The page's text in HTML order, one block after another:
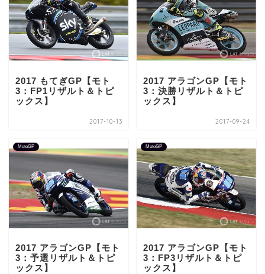
2017 もてぎGP【モト
3：FP1リザルト＆トピ
ックス】
2017-10-13
2017 アラゴンGP【モト
3：決勝リザルト＆トピ
ックス】
2017-09-24
MotoGP
2017 アラゴンGP【モト
3：予選リザルト＆トピ
ックス】
MotoGP
2017 アラゴンGP【モト
3：FP3リザルト＆トピ
ックス】